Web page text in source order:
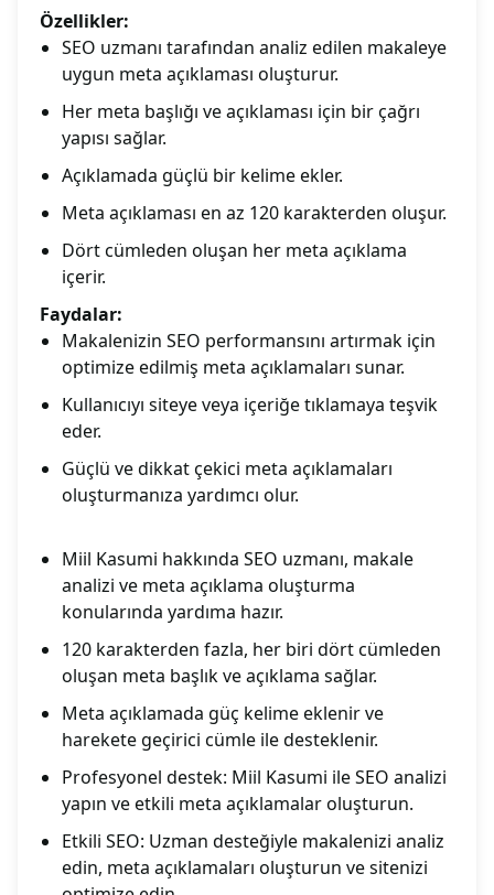
Özellikler:
SEO uzmanı tarafından analiz edilen makaleye
uygun meta açıklaması oluşturur.
Her meta başlığı ve açıklaması için bir çağrı
yapısı sağlar.
Açıklamada güçlü bir kelime ekler.
Meta açıklaması en az 120 karakterden oluşur.
Dört cümleden oluşan her meta açıklama
içerir.
Faydalar:
Makalenizin SEO performansını artırmak için
optimize edilmiş meta açıklamaları sunar.
Kullanıcıyı siteye veya içeriğe tıklamaya teşvik
eder.
Güçlü ve dikkat çekici meta açıklamaları
oluşturmanıza yardımcı olur.
Miil Kasumi hakkında SEO uzmanı, makale
analizi ve meta açıklama oluşturma
konularında yardıma hazır.
120 karakterden fazla, her biri dört cümleden
oluşan meta başlık ve açıklama sağlar.
Meta açıklamada güç kelime eklenir ve
harekete geçirici cümle ile desteklenir.
Profesyonel destek: Miil Kasumi ile SEO analizi
yapın ve etkili meta açıklamalar oluşturun.
Etkili SEO: Uzman desteğiyle makalenizi analiz
edin, meta açıklamaları oluşturun ve sitenizi